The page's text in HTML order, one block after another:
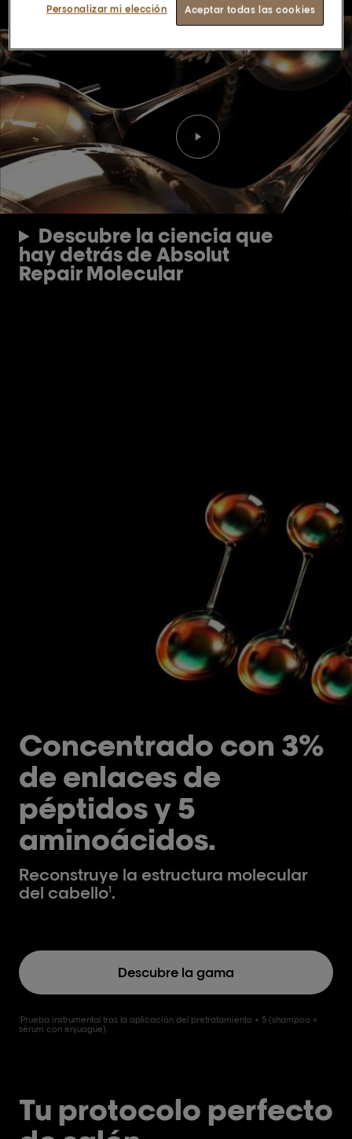
Reproducir el video
Descubre la ciencia que
hay detrás de Absolut
Repair Molecular
Concentrado con 3%
de enlaces de
péptidos y 5
aminoácidos.
Reconstruye la estructura molecular
del cabello1.
Descubre la gama
1Prueba instrumental tras la aplicación del pretratamiento + 5 (shampoo +
sérum con enjuague).
Tu protocolo perfecto
Aceptar todas las cookies
Personalizar mi elección